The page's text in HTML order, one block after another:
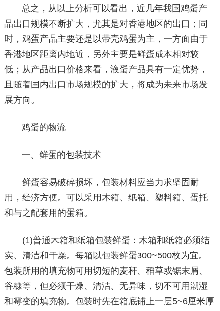
总之，从以上分析可以看出，近几年我国鸡蛋产
品出口规模不断扩大，尤其是对香港地区的出口；同
时，鸡蛋产品主要还是以带壳鸡蛋为主，一方面由于
香港地区距离内地近，另外主要是鲜蛋成本相对较
低；从产品出口价格来看，液蛋产品具有一定优势，
且随着国内出口市场规模的扩大，将成为未来市场发
展方向。
鸡蛋的物流
一、鲜蛋的包装技术
鲜蛋容易破碎损坏，包装材料应当力求坚固耐
用，经济方便。可以采用木箱、纸箱、塑料箱、蛋托
和与之配套用的蛋箱。
(1)普通木箱和纸箱包装鲜蛋：木箱和纸箱必须结
实、清洁和干燥。每箱以包装鲜蛋300~500枚为宜。
包装所用的填充物可用切短的麦秆、稻草或锯末屑、
谷糠等，但必须干燥、清洁、无异味，切不可用潮湿
和霉变的填充物。包装时先在箱底铺上一层5~6厘米厚